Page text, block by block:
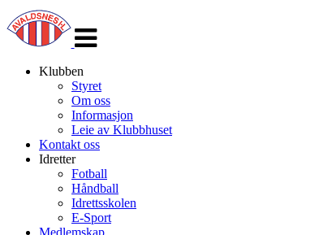
navigasjon
Klubben
Styret
Om oss
Informasjon
Leie av Klubbhuset
Kontakt oss
Idretter
Fotball
Håndball
Idrettsskolen
E-Sport
Medlemskap